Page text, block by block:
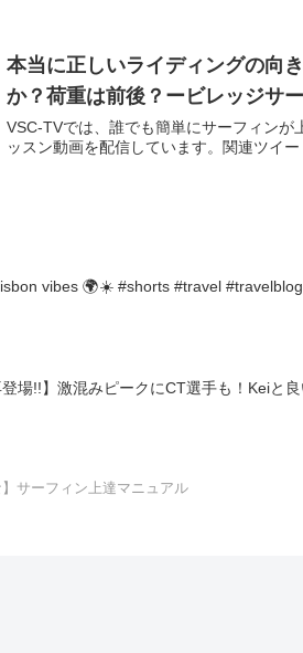
本当に正しいライディングの向
か？荷重は前後？ービレッジサ
VSC-TVでは、誰でも簡単にサーフィン
ッスン動画を配信しています。関連ツイー
vibes 🌍☀️ #shorts #travel
登場!!】激混みピークにCT選手も！Keiと
】サーフィン上達マニュアル